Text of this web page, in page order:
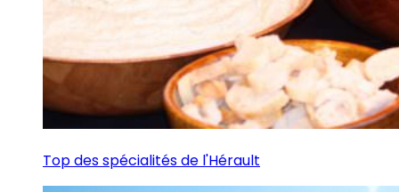
Top des spécialités de l'Hérault